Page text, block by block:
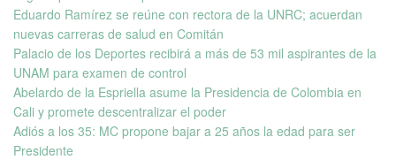
Eduardo Ramírez se reúne con rectora de la UNRC; acuerdan
nuevas carreras de salud en Comitán
Palacio de los Deportes recibirá a más de 53 mil aspirantes de la
UNAM para examen de control
Abelardo de la Espriella asume la Presidencia de Colombia en
Cali y promete descentralizar el poder
Adiós a los 35: MC propone bajar a 25 años la edad para ser
Presidente